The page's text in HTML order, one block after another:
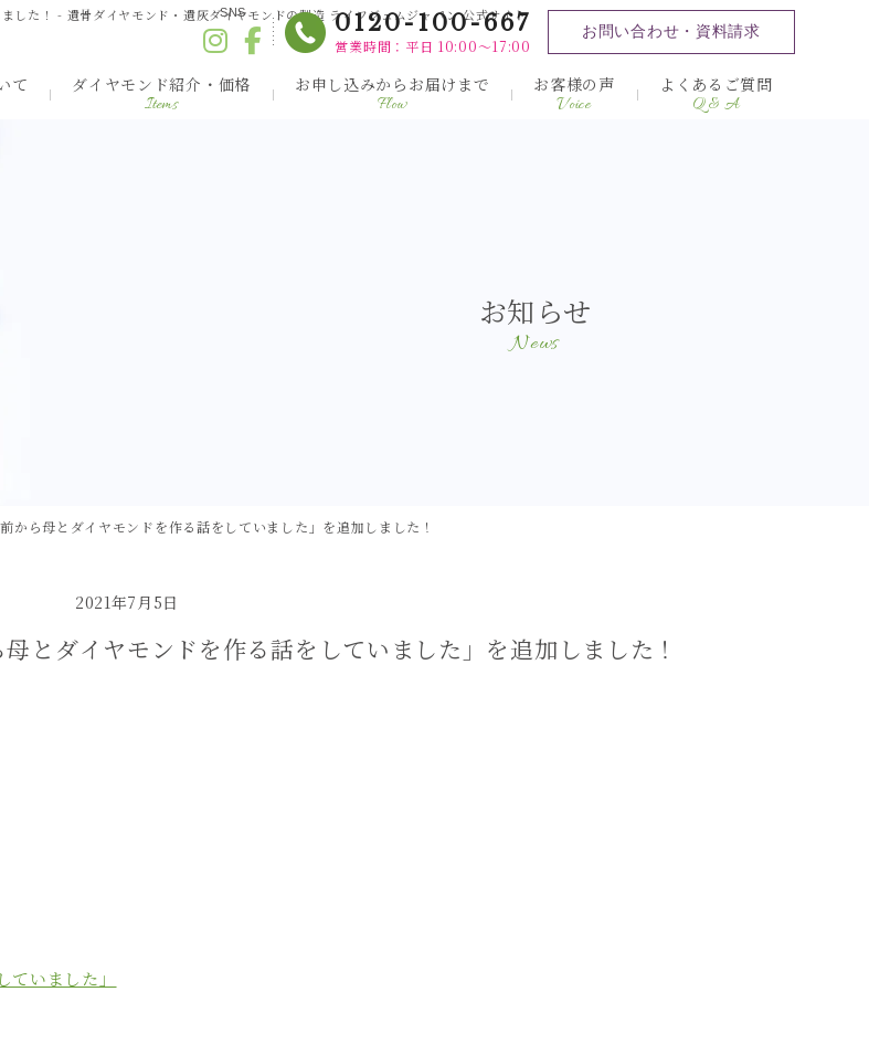
した！ - 遺骨ダイヤモンド・遺灰ダイヤモンドの製造 ライフジェムジャパン 公式サイト
SNS 0120-100-667
営業時間：平日 10:00～17:00
お問い合わせ・資料請求
て ダイヤモンド紹介・価格
Items
お申し込みからお届けまで
Flow
お客様の声
Voice
よくあるご質問
Q & A
お知らせ
News
から母とダイヤモンドを作る話をしていました」を追加しました！
2021年7月5日
とダイヤモンドを作る話をしていました」を追加しました！
いました」